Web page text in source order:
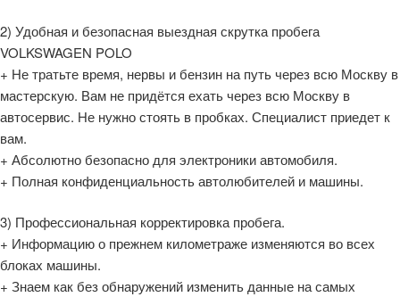
2) Удобная и безопасная выездная скрутка пробега
VOLKSWAGEN POLO
+ Не тратьте время, нервы и бензин на путь через всю Москву в
мастерскую. Вам не придётся ехать через всю Москву в
автосервис. Не нужно стоять в пробках. Специалист приедет к
вам.
+ Абсолютно безопасно для электроники автомобиля.
+ Полная конфиденциальность автолюбителей и машины.
3) Профессиональная корректировка пробега.
+ Информацию о прежнем километраже изменяются во всех
блоках машины.
+ Знаем как без обнаружений изменить данные на самых